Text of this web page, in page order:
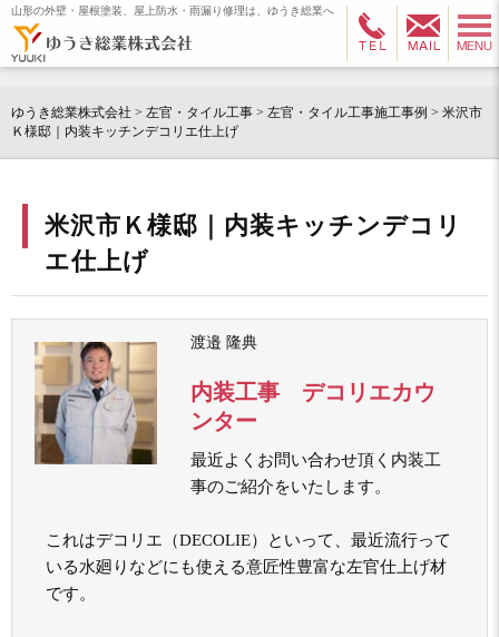
山形の外壁・屋根塗装、屋上防水・雨漏り修理は、ゆうき総業へ
ゆうき総業株式会社 > 左官・タイル工事 > 左官・タイル工事施工事例 > 米沢市
Ｋ様邸｜内装キッチンデコリエ仕上げ
米沢市Ｋ様邸｜内装キッチンデコリ
エ仕上げ
渡邉 隆典
内装工事 デコリエカウ
ンター
最近よくお問い合わせ頂く内装工
事のご紹介をいたします。
これはデコリエ（DECOLIE）といって、最近流行って
いる水廻りなどにも使える意匠性豊富な左官仕上げ材
です。